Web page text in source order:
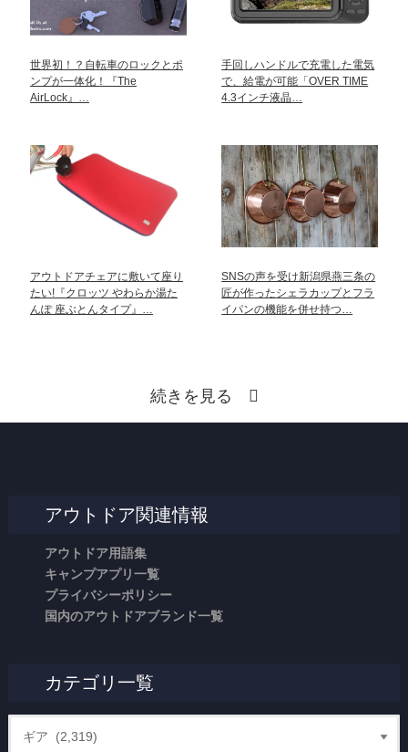
世界初！？自転車のロックとポ
ンプが一体化！『The
AirLock』…
手回しハンドルで充電した電気
で、給電が可能「OVER TIME
4.3インチ液晶…
アウトドアチェアに敷いて座り
たい!『クロッツ やわらか湯た
んぽ 座ぶとんタイプ』…
SNSの声を受け新潟県燕三条の
匠が作ったシェラカップとフラ
イパンの機能を併せ持つ…
続きを見る
アウトドア関連情報
アウトドア用語集
キャンプアプリ一覧
プライバシーポリシー
国内のアウトドアブランド一覧
カテゴリ一覧